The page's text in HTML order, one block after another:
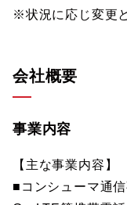
※状況に応じ変更
会社概要
事業内容
【主な事業内容】
■コンシューマ通